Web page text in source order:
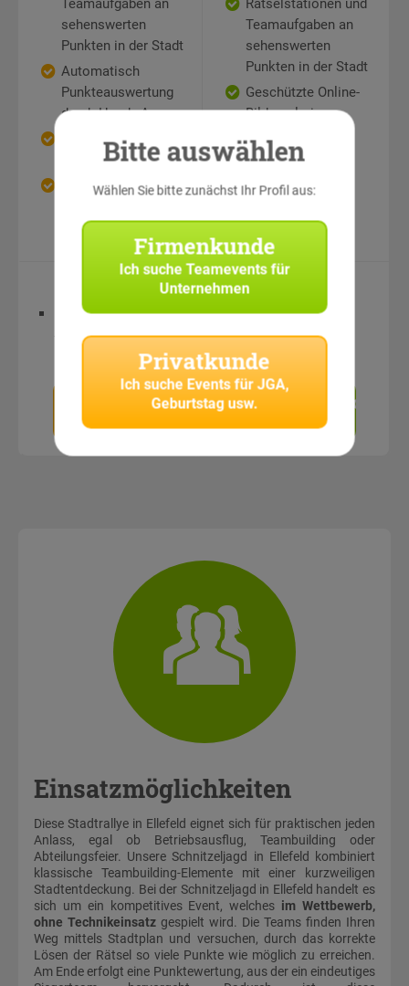
Teamaufgaben an
sehenswerten
Punkten in der Stadt
Automatisch
Punkteauswertung
durch Handy-App
Geschützte Online-
Bildergalerie
Auch als
möglich
Rätselstationen und
Teamaufgaben an
sehenswerten
Punkten in der Stadt
Geschützte Online-
Bildergalerie
Digitale
Spielmaterialien
Anbieter
Unverbindlich
anfragen
Einsatzmöglichkeiten
Diese Stadtrallye in Ellefeld eignet sich für praktischen jeden
Anlass, egal ob Betriebsausflug, Teambuilding oder
Abteilungsfeier. Unsere Schnitzeljagd in Ellefeld kombiniert
klassische Teambuilding-Elemente mit einer kurzweiligen
Stadtentdeckung. Bei der Schnitzeljagd in Ellefeld handelt es
sich um ein kompetitives Event, welches im Wettbewerb,
ohne Technikeinsatz gespielt wird. Die Teams finden Ihren
Weg mittels Stadtplan und versuchen, durch das korrekte
Lösen der Rätsel so viele Punkte wie möglich zu erreichen.
Am Ende erfolgt eine Punktewertung, aus der ein eindeutiges
Bitte auswählen
Wählen Sie bitte zunächst Ihr Profil aus:
Firmenkunde
Ich sucheTeamevents für
Unternehmen
Privatkunde
Ich suche Events für JGA,
Geburtstag usw.